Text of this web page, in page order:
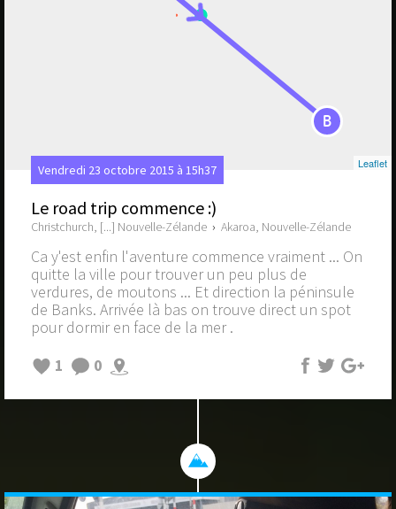
B
Leaflet
Vendredi 23 octobre 2015 à 15h37
Le road trip commence :)
Christchurch, [...] Nouvelle-Zélande › Akaroa, Nouvelle-Zélande
Ca y'est enfin l'aventure commence vraiment ... On
quitte la ville pour trouver un peu plus de
verdures, de moutons ... Et direction la péninsule
de Banks. Arrivée là bas on trouve direct un spot
pour dormir en face de la mer .
1
0